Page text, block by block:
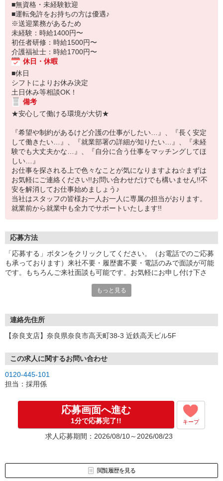
■無資格・未経験歓迎
■運転免許をお持ちの方は優遇♪
※送迎業務があるため
未経験：時給1400円〜
初任者研修：時給1500円〜
介護福祉士：時給1700円〜
休日・休暇
■休日
シフトによりお休み決定
土日休み等相談OK！
備考
★安心して働ける環境が大切★
『希望や制約があるけど介護の仕事がしたい…』、『長く安定
して働きたい…』、『就業部署の詳細が知りたい…』、『未経
験でも大丈夫かな…』、『自分に合う仕事をマッチングしてほ
しい…』
お仕事を探される上で色々なことが気になりますよね☆まずは
お気軽にご連絡ください!!お問い合わせだけでも構いません!!不
安を解消してお仕事始めましょう♪
当社はスタッフの皆様お一人お一人に専属の担当がおります。
就業前から就業中も全力でサポートいたします!!
応募方法
「応募する」ボタンをクリックしてください。（お電話でのご応募
も承っております）来社不要・履歴書不要・電話のみで面談が可能
です。もちろんご来社面談も可能です。お気軽にお申し付け下さ
もっと見る
連絡先住所
【奈良支店】奈良県奈良市高天町38-3 近鉄高天ビル5F
この求人に関するお問い合わせ
0120-445-101
担当：採用係
応募画面へ進む
1分で応募完了!! キープ
求人応募期間：2026/08/10～2026/08/23
閲覧履歴を見る